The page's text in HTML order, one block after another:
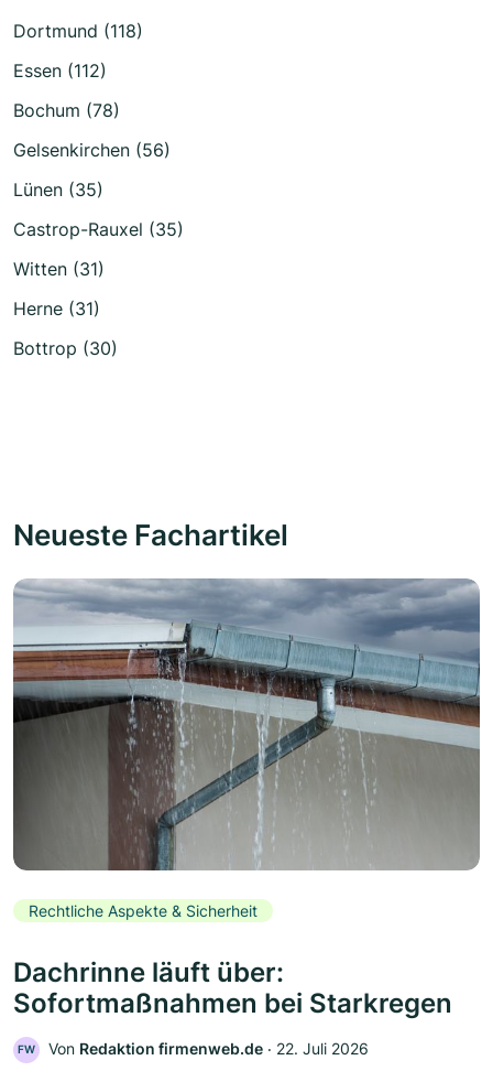
Dortmund (118)
Essen (112)
Bochum (78)
Gelsenkirchen (56)
Lünen (35)
Castrop-Rauxel (35)
Witten (31)
Herne (31)
Bottrop (30)
Neueste Fachartikel
Rechtliche Aspekte & Sicherheit
Dachrinne läuft über:
Sofortmaßnahmen bei Starkregen
FW Von Redaktion firmenweb.de ‧ 22. Juli 2026